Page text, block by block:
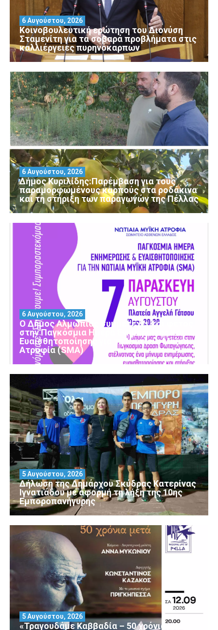
Κοινοβουλευτική ερώτηση του Διονύση
Σταμενίτη για τα σοβαρά προβλήματα στις
καλλιέργειες πυρηνόκαρπων
6 Αυγούστου, 2026
Δήμος Κυριλίδης:Παρέμβαση για τους
παραμορφωμένους καρπούς στα ροδάκινα
και τη στήριξη των παραγωγών της Πέλλας
6 Αυγούστου, 2026
Ο Δήμος Αλμωπίας συμμετέχει και φέτος
στην Παγκόσμια Ημέρα Ενημέρωσης και
Ευαισθητοποίησης για τη Νωτιαία Μυϊκή
Ατροφία (SMA)
6 Αυγούστου, 2026
Δήλωση της Δημάρχου Σκύδρας Κατερίνας
Ιγνατιάδου με αφορμή τη λήξη της 10ης
Εμποροπανήγυρης
5 Αυγούστου, 2026
«Τραγουδάμε Καββαδία – 50 χρόνια
5 Αυγούστου, 2026